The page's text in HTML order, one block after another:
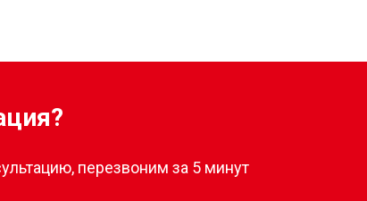
перезвоним за 5 минут